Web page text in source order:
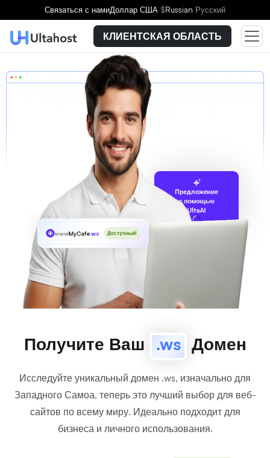
Связаться с намиДоллар США $Russian Русский
КЛИЕНТСКАЯ ОБЛАСТЬ
Предложение
с помощью
UltaAI
wwwMyCafe.ws Доступный!
Получите Ваш .ws Домен
Исследуйте уникальный домен .ws, изначально для
Западного Самоа, теперь это лучший выбор для веб-
сайтов по всему миру. Идеально подходит для
бизнеса и личного использования.